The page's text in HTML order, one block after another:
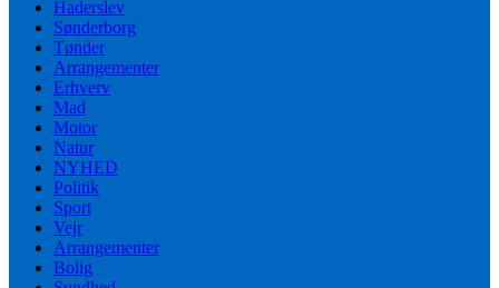
Haderslev
Sønderborg
Tønder
Arrangementer
Erhverv
Mad
Motor
Natur
NYHED
Politik
Sport
Vejr
Arrangementer
Bolig